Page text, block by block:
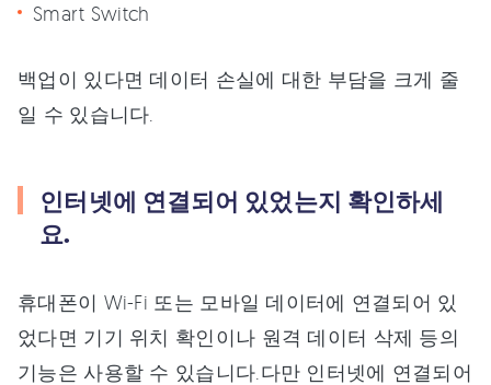
Smart Switch
백업이 있다면 데이터 손실에 대한 부담을 크게 줄
일 수 있습니다.
인터넷에 연결되어 있었는지 확인하세
요.
휴대폰이 Wi-Fi 또는 모바일 데이터에 연결되어 있
었다면 기기 위치 확인이나 원격 데이터 삭제 등의
기능은 사용할 수 있습니다.다만 인터넷에 연결되어